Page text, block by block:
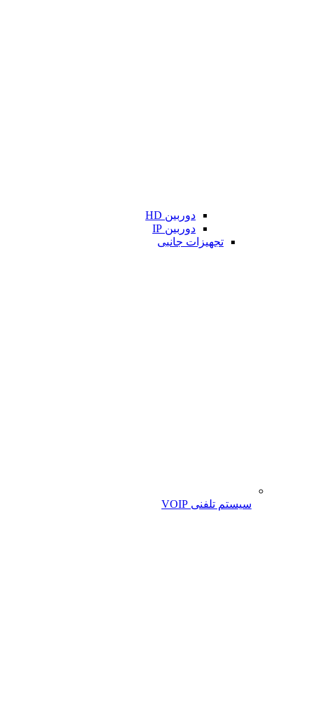
دوربین HD
دوربین IP
تجهیزات جانبی
سیستم تلفنی VOIP